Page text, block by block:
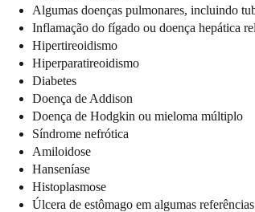
Algumas doenças pulmonares, incluindo
Inflamação do fígado ou doença hepática
Hipertireoidismo
Hiperparatireoidismo
Diabetes
Doença de Addison
Doença de Hodgkin ou mieloma múltiplo
Síndrome nefrótica
Amiloidose
Hanseníase
Histoplasmose
Úlcera de estômago em algumas referências